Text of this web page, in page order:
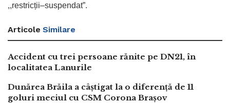
,,restricții–suspendat”.
Articole Similare
Accident cu trei persoane rănite pe DN21, în
localitatea Lanurile
Dunărea Brăila a câștigat la o diferență de 11
goluri meciul cu CSM Corona Brașov